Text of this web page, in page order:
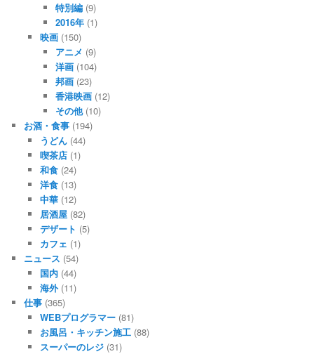
特別編 (9)
2016年 (1)
映画(150)
アニメ (9)
洋画 (104)
邦画 (23)
香港映画 (12)
その他(10)
お酒・食事 (194)
うどん(44)
喫茶店(1)
和食(24)
洋食(13)
中華(12)
居酒屋(82)
デザート (5)
カフェ (1)
ニュース (54)
国内(44)
海外(11)
仕事 (365)
WEBプログラマー(81)
お風呂・キッチン施工(88)
スーパーのレジ(31)